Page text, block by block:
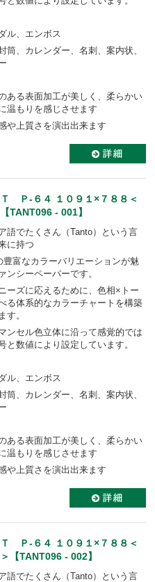
ル、エンボス
筒、カレンダー、名刺、案内状、
ある表面加工が美しく、柔らかい
温もりを感じさせます
や上質さを演出出来ます
Ｔ Ｐ-６４ １０９１×７８８＜
TANT096 - 001】
語でたくさん（Tanto）という言
に持つ
豊富なカラーバリエーションが魅
ンシーペーパーです。
ーズに応えるために、色相×トー
る体系的なカラーチャートを構築
す。
ンセル色立体に沿って感覚的では
と数値により設定しています。
ル、エンボス
筒、カレンダー、名刺、案内状、
ある表面加工が美しく、柔らかい
温もりを感じさせます
や上質さを演出出来ます
Ｔ Ｐ-６４ １０９１×７８８＜
【TANT096 - 002】
語でたくさん（Tanto）という言